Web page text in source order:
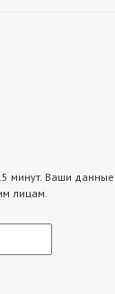
минут. Ваши данные
лицам.